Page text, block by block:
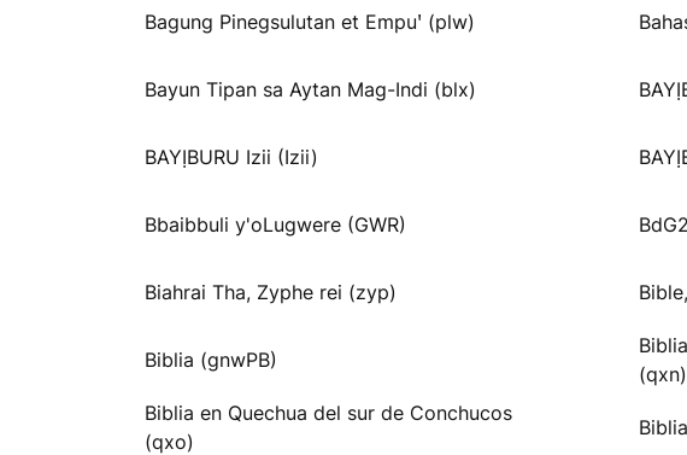
Bagung Pinegsulutan et Empuꞌ (plw)
Bayun Tipan sa Aytan Mag-Indi (blx)
BAYỊBURU Izii (Izii)
Bbaibbuli y'oLugwere (GWR)
Biahrai Tha, Zyphe rei (zyp)
Biblia (gnwPB)
(qxn)
Biblia en Quechua del sur de Conchucos
(qxo)